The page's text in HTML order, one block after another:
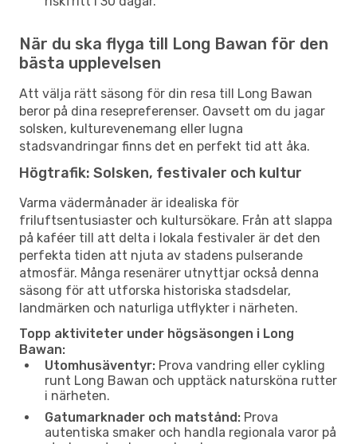
När du ska flyga till Long Bawan för den
bästa upplevelsen
Att välja rätt säsong för din resa till Long Bawan
beror på dina resepreferenser. Oavsett om du jagar
solsken, kulturevenemang eller lugna
stadsvandringar finns det en perfekt tid att åka.
Högtrafik: Solsken, festivaler och kultur
Varma vädermånader är idealiska för
friluftsentusiaster och kultursökare. Från att slappa
på kaféer till att delta i lokala festivaler är det den
perfekta tiden att njuta av stadens pulserande
atmosfär. Många resenärer utnyttjar också denna
säsong för att utforska historiska stadsdelar,
landmärken och naturliga utflykter i närheten.
Topp aktiviteter under högsäsongen i Long
Bawan:
Utomhusäventyr: Prova vandring eller cykling
runt Long Bawan och upptäck natursköna rutter
i närheten.
Gatumarknader och matstånd: Prova
autentiska smaker och handla regionala varor på